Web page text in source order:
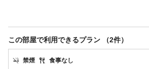
この部屋で利用できるプラン （2件）
禁煙 食事なし